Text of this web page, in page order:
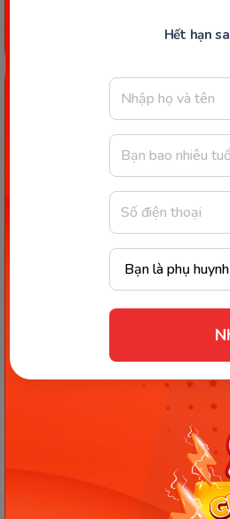
Hết hạn
Nên ưu tiên sữa ít đường hoặc
Internet)
Trái cây, rau quả
Trái cây và rau củ quả bổ
vitamin, chất xơ và khoáng
Cần đa dạng các loại trái cây
chọn nhiều màu sắc cũng
Nước
Nước là vi chất rất cần thiết
đối với cơ thể. Trẻ 10 tuổi cần
bao gồm cả nước và sữa,
khoảng 7 ly nước mỗi ngày